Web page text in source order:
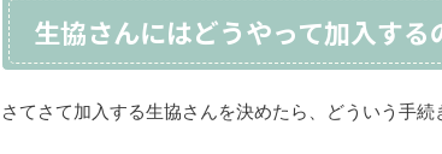
生協さんにはどうやって加入する
さてさて加入する生協さんを決めたら、どういう手続